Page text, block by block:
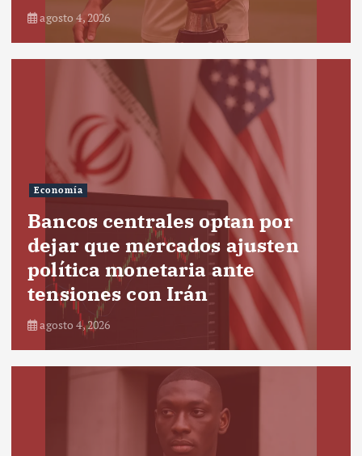
agosto 4, 2026
Economía
Bancos centrales optan por
dejar que mercados ajusten
política monetaria ante
tensiones con Irán
agosto 4, 2026